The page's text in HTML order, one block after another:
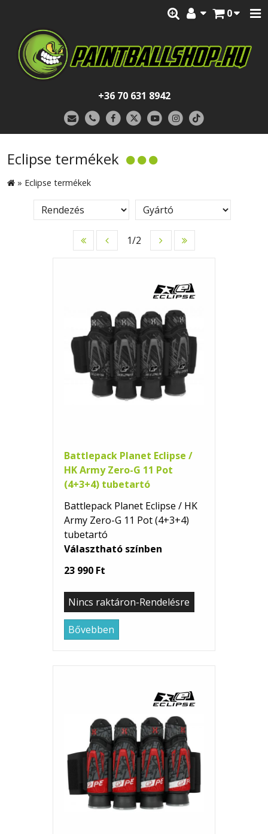
0
+36 70 631 8942
Eclipse termékek
» Eclipse termékek
1/2
Battlepack Planet Eclipse /
HK Army Zero-G 11 Pot
(4+3+4) tubetartó
Battlepack Planet Eclipse / HK
Army Zero-G 11 Pot (4+3+4)
tubetartó
Választható színben
23 990 Ft
Nincs raktáron-Rendelésre
Bővebben